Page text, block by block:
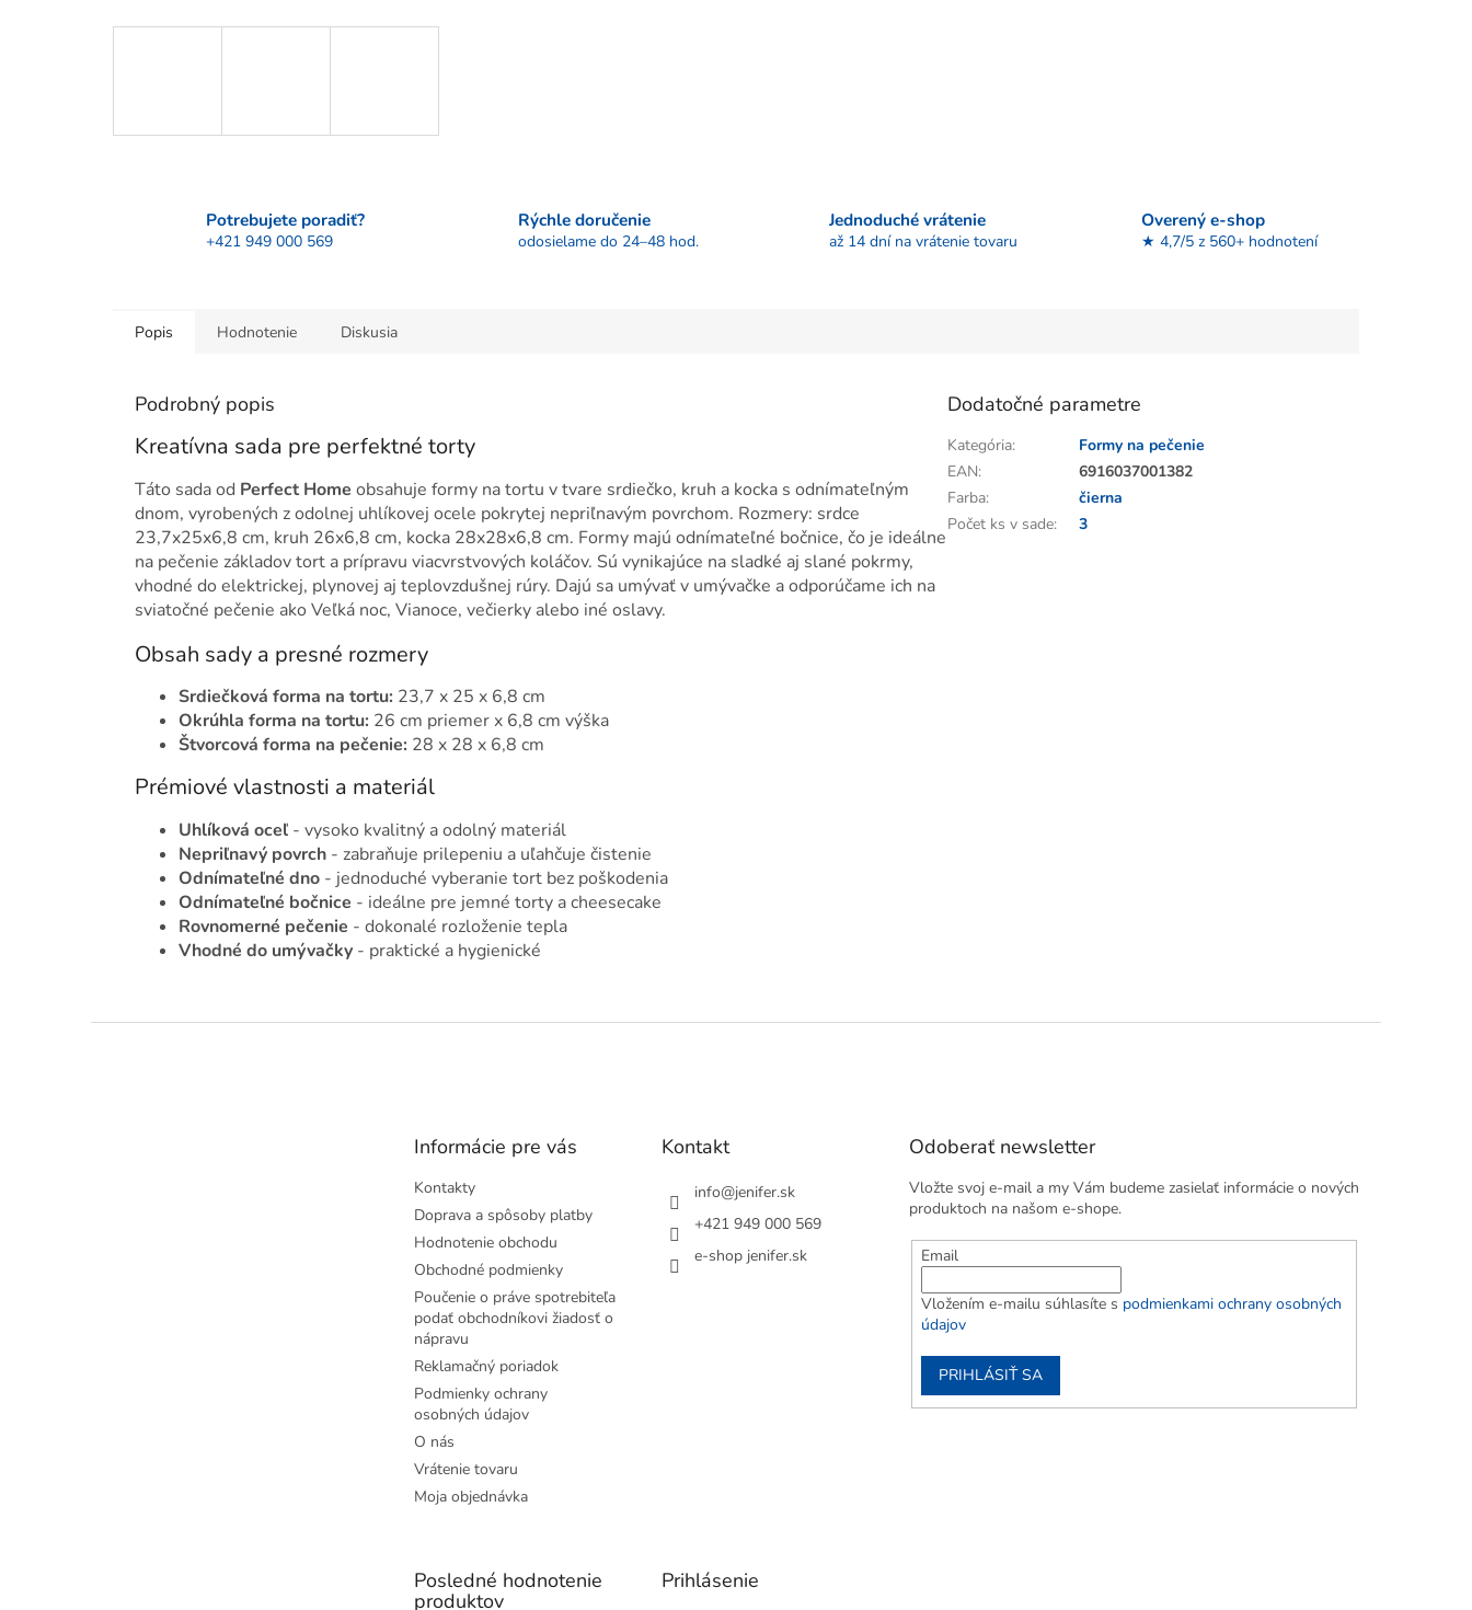
Potrebujete poradiť?
+421 949 000 569
Rýchle doručenie
odosielame do 24–48 hod.
Jednoduché vrátenie
až 14 dní na vrátenie tovaru
Overený e-shop
★ 4,7/5 z 560+ hodnotení
Popis Hodnotenie Diskusia
Podrobný popis
Kreatívna sada pre perfektné torty
Táto sada od Perfect Home obsahuje formy na tortu v tvare srdiečko, kruh a kocka s odnímateľným
dnom, vyrobených z odolnej uhlíkovej ocele pokrytej nepriľnavým povrchom. Rozmery: srdce
23,7x25x6,8 cm, kruh 26x6,8 cm, kocka 28x28x6,8 cm. Formy majú odnímateľné bočnice, čo je ideálne
na pečenie základov tort a prípravu viacvrstvových koláčov. Sú vynikajúce na sladké aj slané pokrmy,
vhodné do elektrickej, plynovej aj teplovzdušnej rúry. Dajú sa umývať v umývačke a odporúčame ich na
sviatočné pečenie ako Veľká noc, Vianoce, večierky alebo iné oslavy.
Obsah sady a presné rozmery
Srdiečková forma na tortu: 23,7 x 25 x 6,8 cm
Okrúhla forma na tortu: 26 cm priemer x 6,8 cm výška
Štvorcová forma na pečenie: 28 x 28 x 6,8 cm
Prémiové vlastnosti a materiál
Uhlíková oceľ - vysoko kvalitný a odolný materiál
Nepriľnavý povrch - zabraňuje prilepeniu a uľahčuje čistenie
Odnímateľné dno - jednoduché vyberanie tort bez poškodenia
Odnímateľné bočnice - ideálne pre jemné torty a cheesecake
Rovnomerné pečenie - dokonalé rozloženie tepla
Vhodné do umývačky - praktické a hygienické
Dodatočné parametre
Kategória:
Formy na pečenie
EAN:
6916037001382
Farba:
čierna
Počet ks v sade: 3
Informácie pre vás
Kontakty
Doprava a spôsoby platby
Hodnotenie obchodu
Obchodné podmienky
Poučenie o práve spotrebiteľa
podať obchodníkovi žiadosť o
nápravu
Reklamačný poriadok
Podmienky ochrany
osobných údajov
O nás
Vrátenie tovaru
Moja objednávka
Kontakt
info@jenifer.sk
+421 949 000 569
e-shop jenifer.sk
Odoberať newsletter
Vložte svoj e-mail a my Vám budeme zasielať informácie o nových
produktoch na našom e-shope.
Email
Vložením e-mailu súhlasíte s podmienkami ochrany osobných
údajov
PRIHLÁSIŤ SA
Posledné hodnotenie
produktov
Prihlásenie